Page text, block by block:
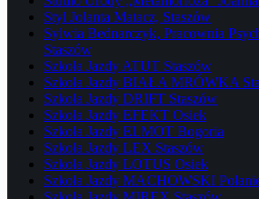
Styl Jolanta Matacz, Staszów
Sylwia Bednarczyk, Pracownia
Staszów
Szkoła Jazdy ATUT Staszów
Szkoła Jazdy BIAŁA MRÓWKA
Szkoła Jazdy DRIFT Staszów
Szkoła Jazdy EFEKT Osiek
Szkoła Jazdy ELMOT Bogoria
Szkoła Jazdy LEX Staszów
Szkoła Jazdy LOTUS Osiek
Szkoła Jazdy MACHOWSKI